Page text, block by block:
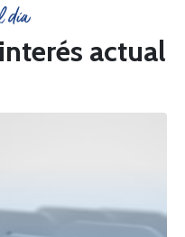
día
actual